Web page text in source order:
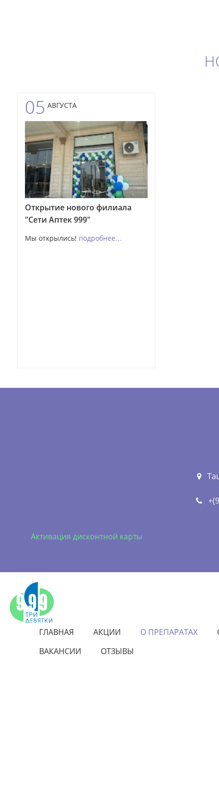
05 АВГУСТА
Открытие нового филиала
"Сети Аптек 999"
Мы открылись! подробнее...
Активация дисконтной карты
ГЛАВНАЯ АКЦИИ О ПРЕПАРАТАХ
ВАКАНСИИ
ОТЗЫВЫ